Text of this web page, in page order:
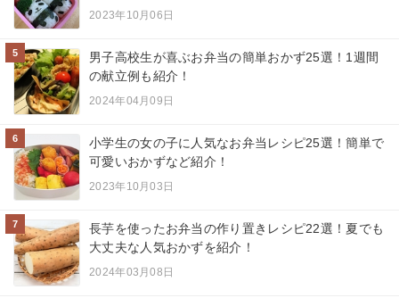
2023年10月06日
5
男子高校生が喜ぶお弁当の簡単おかず25選！1週間
の献立例も紹介！
2024年04月09日
6
小学生の女の子に人気なお弁当レシピ25選！簡単で
可愛いおかずなど紹介！
2023年10月03日
7
長芋を使ったお弁当の作り置きレシピ22選！夏でも
大丈夫な人気おかずを紹介！
2024年03月08日